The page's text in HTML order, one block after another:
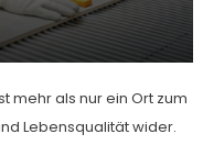
mehr als nur ein Ort zum
Lebensqualität wider.